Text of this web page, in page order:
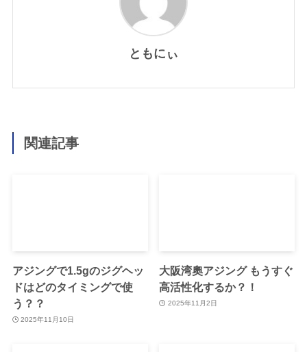
ともにぃ
関連記事
アジングで1.5gのジグヘッ
ドはどのタイミングで使
う？？
2025年11月10日
大阪湾奧アジング もうすぐ
高活性化するか？！
2025年11月2日